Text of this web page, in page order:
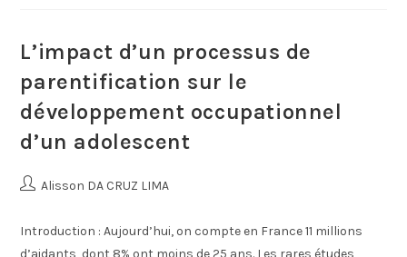
L’impact d’un processus de
parentification sur le
développement occupationnel
d’un adolescent
Alisson DA CRUZ LIMA
Introduction : Aujourd’hui, on compte en France 11 millions
d’aidants, dont 8% ont moins de 25 ans. Les rares études